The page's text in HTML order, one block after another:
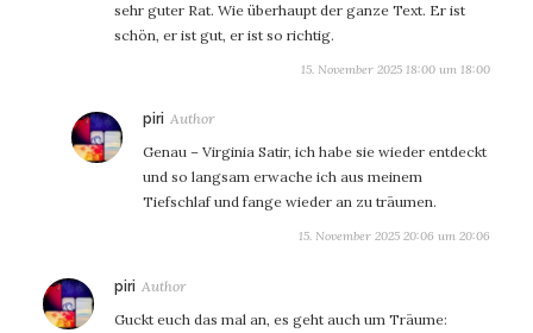
sehr guter Rat. Wie überhaupt der ganze Text. Er ist
schön, er ist gut, er ist so richtig.
15. November 2025 18:00 um 18:00
piri sagt:
Genau – Virginia Satir, ich habe sie wieder entdeckt
und so langsam erwache ich aus meinem
Tiefschlaf und fange wieder an zu träumen.
15. November 2025 20:06 um 20:06
piri sagt:
Guckt euch das mal an, es geht auch um Träume: